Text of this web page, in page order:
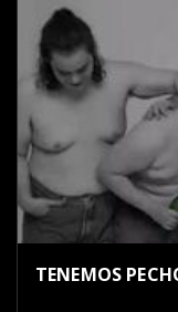
TENEMOS